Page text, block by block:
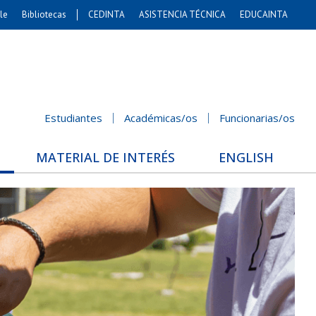
y Negocios
Gobierno
Odontología
Internacionales
Bachillerato
Bibliotecas CEDINTA ASISTENCIA TÉCNICA EDUCAINTA
Estudiantes Académicas/os Funcionarias/os
MATERIAL DE INTERÉS ENGLISH